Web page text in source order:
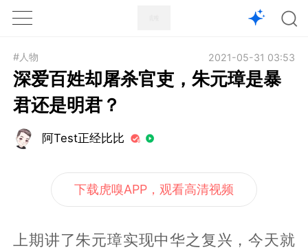
1X
#人物 2021-05-31 03:53
深爱百姓却屠杀官吏，朱元璋是暴
君还是明君？
阿Test正经比比
下载虎嗅APP，观看高清视频
上期讲了朱元璋实现中华之复兴，今天就